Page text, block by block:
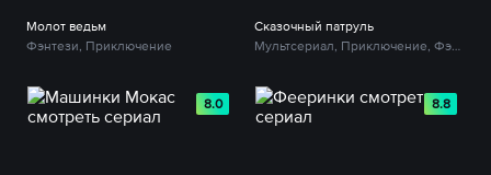
Молот ведьм
Фэнтези, Приключение
Сказочный патруль
8.0 8.8